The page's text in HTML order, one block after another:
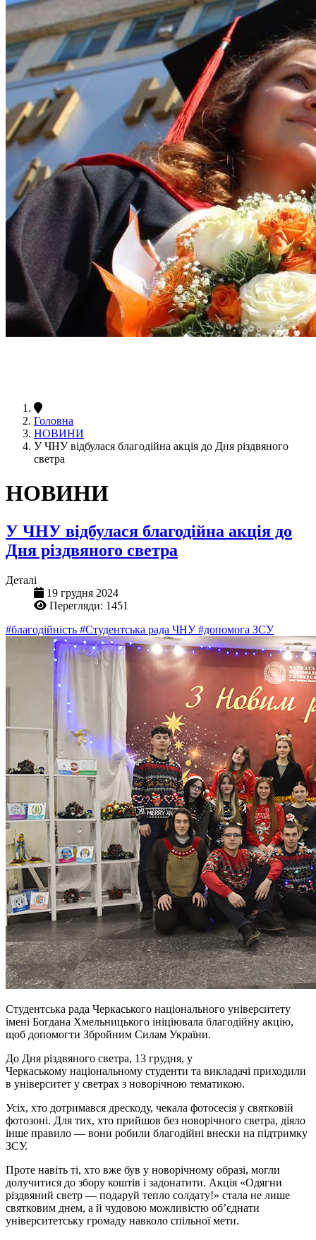
Головна
НОВИНИ
У ЧНУ відбулася благодійна акція до Дня різдвяного
светра
НОВИНИ
У ЧНУ відбулася благодійна акція до
Дня різдвяного светра
Деталі
19 грудня 2024
Перегляди: 1451
#благодійність #Студентська рада ЧНУ#допомога ЗСУ
Студентська рада Черкаського національного університету
імені Богдана Хмельницького ініціювала благодійну акцію,
щоб допомогти Збройним Силам України.
До Дня різдвяного светра, 13 грудня, у
Черкаському національному студенти та викладачі приходили
в університет у светрах з новорічною тематикою.
Усіх, хто дотримався дрескоду, чекала фотосесія у святковій
фотозоні. Для тих, хто прийшов без новорічного светра, діяло
інше правило — вони робили благодійні внески на підтримку
ЗСУ.
Проте навіть ті, хто вже був у новорічному образі, могли
долучитися до збору коштів і задонатити. Акція «Одягни
різдвяний светр — подаруй тепло солдату!» стала не лише
святковим днем, а й чудовою можливістю об’єднати
університетську громаду навколо спільної мети.